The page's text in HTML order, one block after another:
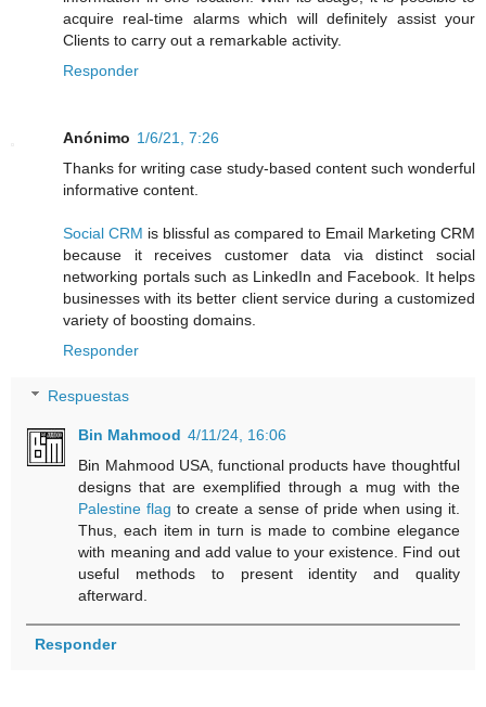
acquire real-time alarms which will definitely assist your
Clients to carry out a remarkable activity.
Responder
Anónimo 1/6/21, 7:26
Thanks for writing case study-based content such wonderful
informative content.
Social CRM is blissful as compared to Email Marketing CRM
because it receives customer data via distinct social
networking portals such as LinkedIn and Facebook. It helps
businesses with its better client service during a customized
variety of boosting domains.
Responder
Respuestas
Bin Mahmood 4/11/24, 16:06
Bin Mahmood USA, functional products have thoughtful
designs that are exemplified through a mug with the
Palestine flag to create a sense of pride when using it.
Thus, each item in turn is made to combine elegance
with meaning and add value to your existence. Find out
useful methods to present identity and quality
afterward.
Responder